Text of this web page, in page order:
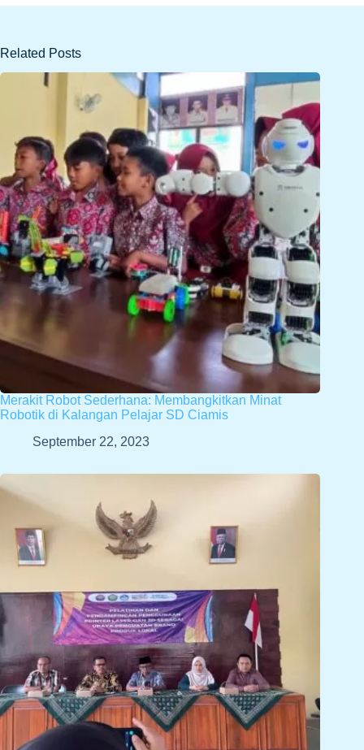
Related Posts
Merakit Robot Sederhana: Membangkitkan Minat
Robotik di Kalangan Pelajar SD Ciamis
September 22, 2023